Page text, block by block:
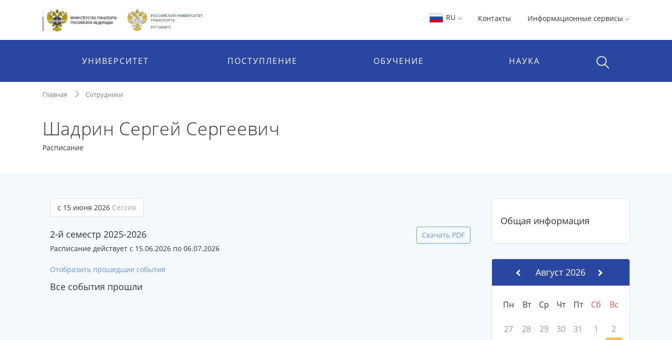
RU Контакты Информационные сервисы
УНИВЕРСИТЕТ ПОСТУПЛЕНИЕ ОБУЧЕНИЕ НАУКА
Главная Сотрудники
Шадрин Сергей Сергеевич
Расписание
с 15 июня 2026 Сессия
2-й семестр 2025-2026
Расписание действует с 15.06.2026 по 06.07.2026
Скачать PDF
Отобразить прошедшие события
Все события прошли
Общая информация
Август 2026
Пн Вт Ср Чт Пт Сб Вс
27 28 29 30 31 1
2